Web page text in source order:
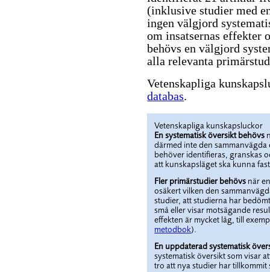
(inklusive studier med
ingen välgjord
om insatsernas
behövs en välgjord
alla relevanta
Vetenskapliga
databas.
Vetenskapliga kunskapsluckor
En systematisk översikt behövs
därmed inte den
behöver identifieras, granskas
att kunskapsläget ska kunna
Fler primärstudier behövs när
osäkert vilken den
studier, att studierna har
små eller visar motsägande
effekten är mycket låg, till
metodbok).
En uppdaterad systematisk
systematisk översikt som visar
tro att nya studier har